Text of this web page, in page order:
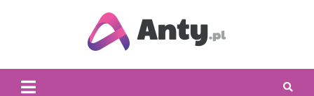
www.anty.pl